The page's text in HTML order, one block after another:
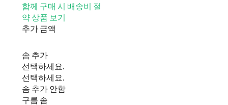
함께 구매 시 배송비 절
약 상품 보기
추가 금액
솜 추가
선택하세요.
선택하세요.
솜 추가 안함
구름 솜